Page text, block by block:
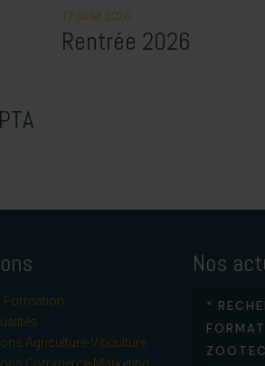
17 juillet 2026
Rentrée 2026
Formation
Agriculture-Viticulture
Nos
*